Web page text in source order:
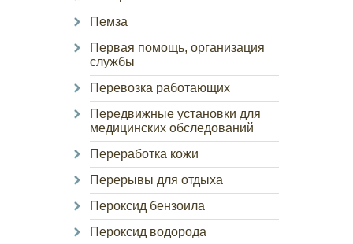
Пемза
Первая помощь, организация
службы
Перевозка работающих
Передвижные установки для
медицинских обследований
Переработка кожи
Перерывы для отдыха
Пероксид бензоила
Пероксид водорода